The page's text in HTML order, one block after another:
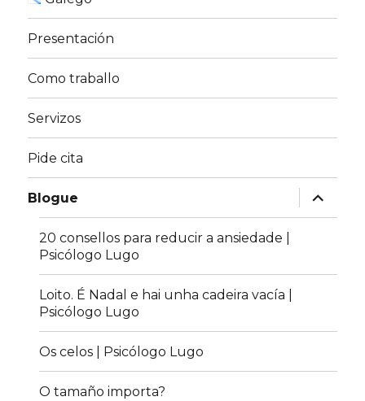
Presentación
Como traballo
Servizos
Pide cita
Blogue
expandir
menú
fillo
20 consellos para reducir a ansiedade |
Psicólogo Lugo
Loito. É Nadal e hai unha cadeira vacía |
Psicólogo Lugo
Os celos | Psicólogo Lugo
O tamaño importa?